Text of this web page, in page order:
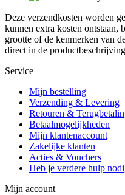
Deze verzendkosten worden
kunnen extra kosten ontstaan,
grootte of de kenmerken van
direct in de
Service
Mijn bestelling
Verzending & Levering
Retouren &
Betaalmogelijkheden
Mijn klantenaccount
Zakelijke klanten
Acties & Vouchers
Heb je verdere hulp
Mijn account